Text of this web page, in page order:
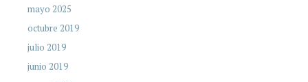
mayo 2025
octubre 2019
julio 2019
junio 2019